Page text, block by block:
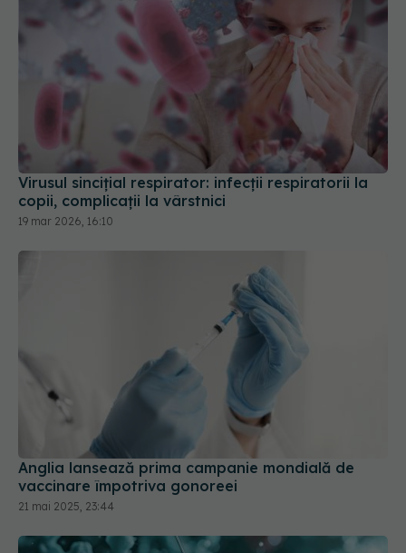
Virusul sincițial respirator: infecții respiratorii la
copii, complicații la vârstnici
19 mar 2026, 16:10
Anglia lansează prima campanie mondială de
vaccinare împotriva gonoreei
21 mai 2025, 23:44